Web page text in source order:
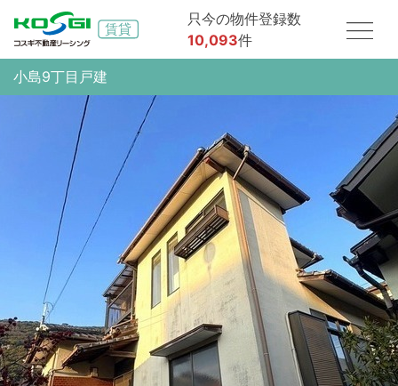
只今の物件登録数
10,093件
小島9丁目戸建